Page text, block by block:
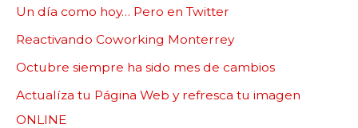
Un día como hoy… Pero en Twitter
Reactivando Coworking Monterrey
Octubre siempre ha sido mes de cambios
Actualíza tu Página Web y refresca tu imagen
ONLINE